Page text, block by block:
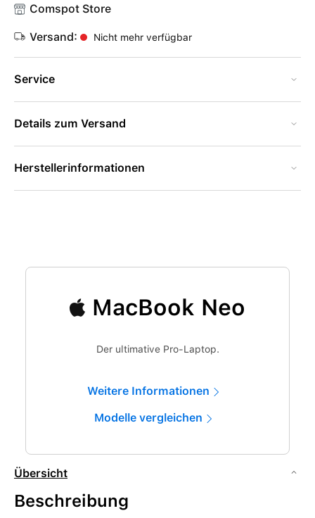
Comspot Store
Versand: Nicht mehr verfügbar
Service
Details zum Versand
Herstellerinformationen
MacBook Neo
Der ultimative Pro-Laptop.
Weitere Informationen
Modelle vergleichen
Übersicht
Beschreibung